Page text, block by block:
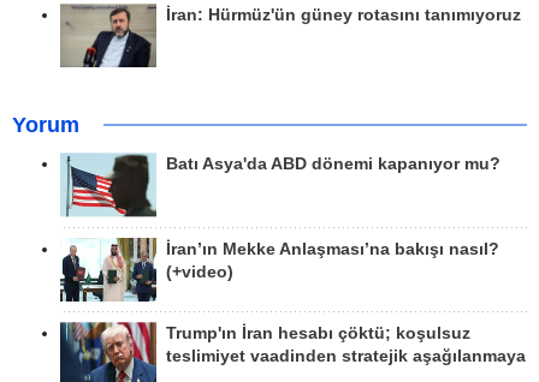
İran: Hürmüz'ün güney rotasını tanımıyoruz
Yorum
Batı Asya'da ABD dönemi kapanıyor mu?
İran’ın Mekke Anlaşması’na bakışı nasıl?
(+video)
Trump'ın İran hesabı çöktü; koşulsuz
teslimiyet vaadinden stratejik aşağılanmaya